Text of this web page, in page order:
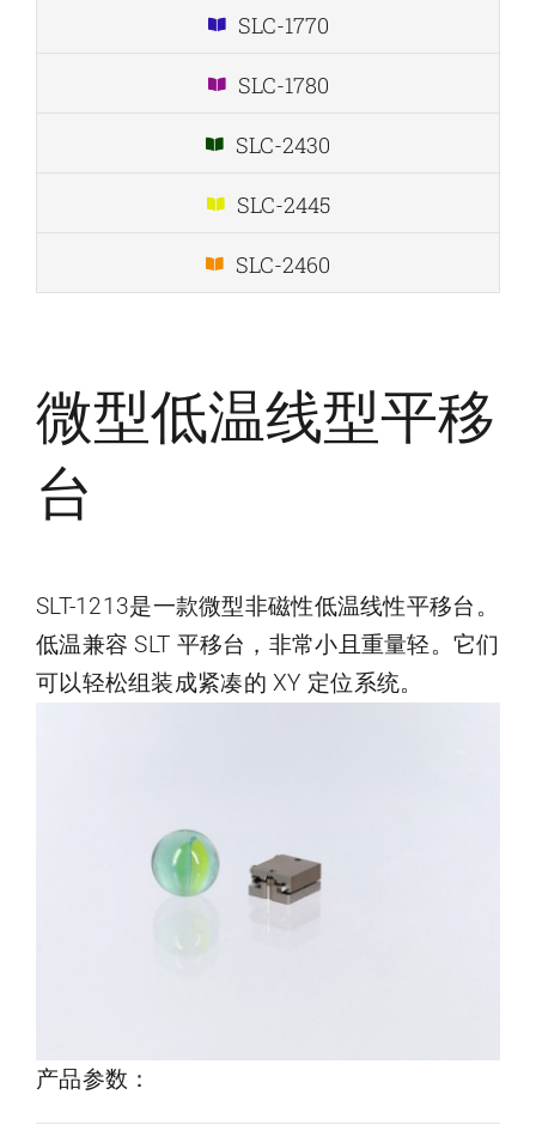
SLC-1770
SLC-1780
SLC-2430
SLC-2445
SLC-2460
微型低温线型平移
台
SLT-1213是一款微型非磁性低温线性平移台。
低温兼容 SLT 平移台，非常小且重量轻。它们
可以轻松组装成紧凑的 XY 定位系统。
产品参数：